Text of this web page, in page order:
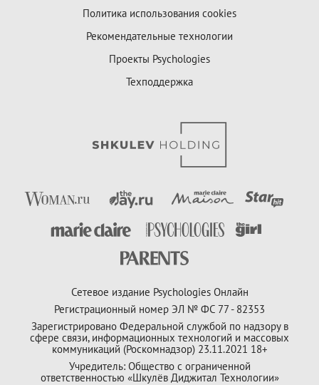
Политика использования cookies
Рекомендательные технологии
Проекты Psychologies
Техподдержка
Сетевое издание Psychologies Онлайн
Регистрационный номер ЭЛ № ФС 77 - 82353
Зарегистрировано Федеральной службой по надзору в
сфере связи, информационных технологий и массовых
коммуникаций (Роскомнадзор) 23.11.2021 18+
Учредитель: Общество с ограниченной
ответственностью «Шкулёв Диджитал Технологии»